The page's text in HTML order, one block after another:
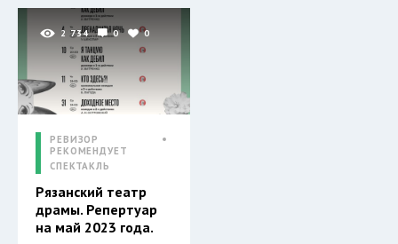
2 734 0 0
РЕВИЗОР
РЕКОМЕНДУЕТ
СПЕКТАКЛЬ
Рязанский театр
драмы. Репертуар
на май 2023 года.